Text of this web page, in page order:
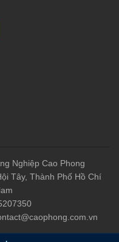
Nghiệp Cao Phong
Tây, Thành Phố Hồ Chí